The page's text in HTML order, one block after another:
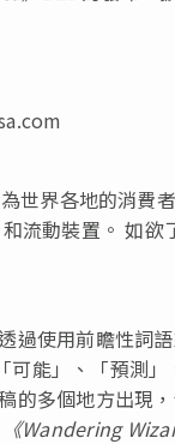
世界各地的消費
流動裝置。 如欲
使用前瞻性詞
可能」、「預測
的多個地方出現
《Wandering